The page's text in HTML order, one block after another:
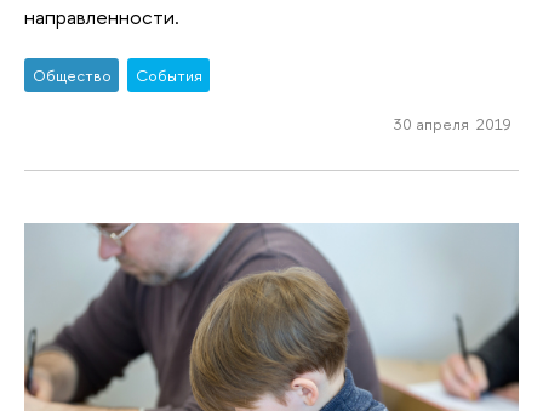
направленности.
Общество События
30 апреля 2019